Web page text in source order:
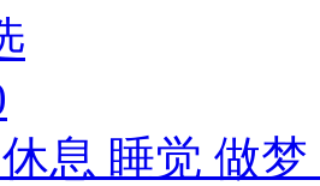
息 睡觉 做